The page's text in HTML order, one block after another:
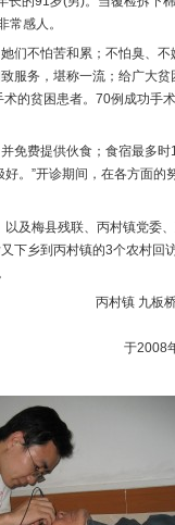
常感人。
们不怕苦和累；不怕臭、不
服务，堪称一流；给广大贫
的贫困患者。70例成功手
免费提供伙食；食宿最多时
。”开诊期间，在各方面的
及梅县残联、丙村镇党委
下乡到丙村镇的3个农村回
丙村镇 九板
于2008